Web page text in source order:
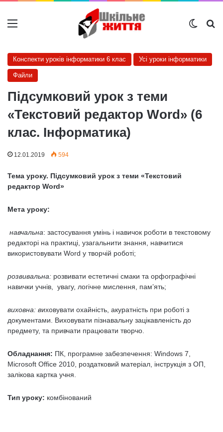
Меню
Конспекти уроків інформатики 6 клас Усі уроки інформатики
Файли
Підсумковий урок з теми
«Текстовий редактор Word» (6
клас. Інформатика)
12.01.2019 594
Тема уроку. Підсумковий урок з теми «Текстовий
редактор Word»
Мета уроку:
навчальна: застосування умінь і навичок роботи в текстовому
редакторі на практиці, узагальнити знання, навчитися
використовувати Word у творчій роботі;
розвивальна: розвивати естетичні смаки та орфографічні
навички учнів, увагу, логічне мислення, пам’ять;
виховна: виховувати охайність, акуратність при роботі з
документами. Виховувати пізнавальну зацікавленість до
предмету, та привчати працювати творчо.
Обладнання: ПК, програмне забезпечення: Windows 7,
Microsoft Office 2010, роздатковий матеріал, інструкція з ОП,
залікова картка учня.
Тип уроку: комбінований